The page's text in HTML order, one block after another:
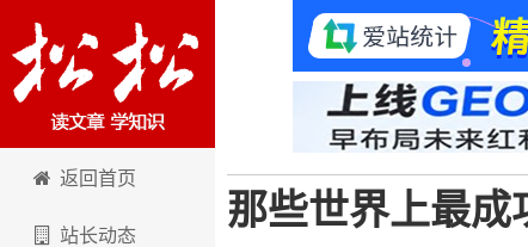
卢松松博客
返回首页
站长动态
那些世界上最成